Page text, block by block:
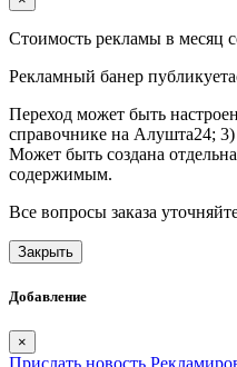
Стоимость рекламы в месяц
Рекламный банер
Переход может быть
справочнике на Алушта24;
Может быть создана
содержимым.
Все вопросы заказа
Закрыть
Добавление
×
Прислать новость